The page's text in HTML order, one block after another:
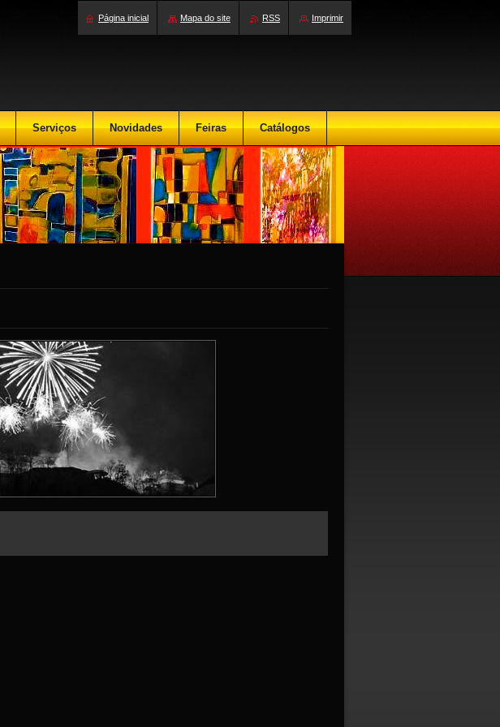
Serviços Novidades Feiras Catálogos
Página inicial Mapa do site RSS Imprimir